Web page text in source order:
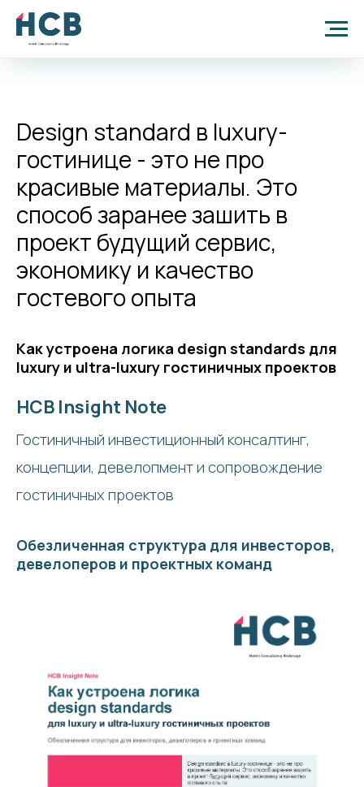
Design standard в luxury-
гостинице - это не про
красивые материалы. Это
способ заранее зашить в
проект будущий сервис,
экономику и качество
гостевого опыта
Как устроена логика design standards для
luxury и ultra-luxury гостиничных проектов
HCB Insight Note
Гостиничный инвестиционный консалтинг,
концепции, девелопмент и сопровождение
гостиничных проектов
Обезличенная структура для инвесторов,
девелоперов и проектных команд